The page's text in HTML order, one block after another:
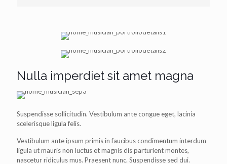
Nulla imperdiet sit amet magna
Suspendisse sollicitudin. Vestibulum ante congue eget, lacinia
scelerisque ligula felis.
Vestibulum ante ipsum primis in faucibus condimentum interdum
ligula ut mauris non luctus et magnis dis parturient montes,
nascetur ridiculus mus. Praesent nunc. Suspendisse sed dui.